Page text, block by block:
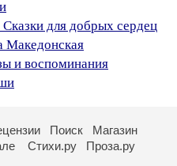
для добрых сердец
Македонская
и воспоминания
Поиск
Магазин
Стихи.ру Проза.ру